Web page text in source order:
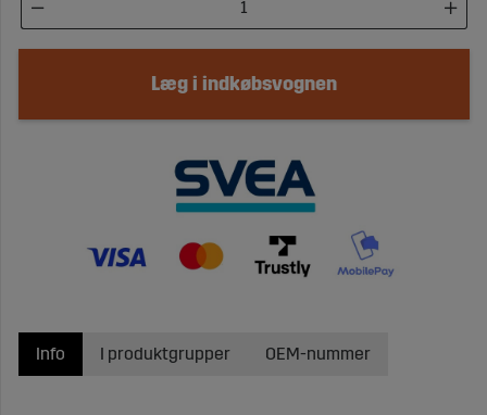
Læg i indkøbsvognen
Info I produktgrupper OEM-nummer